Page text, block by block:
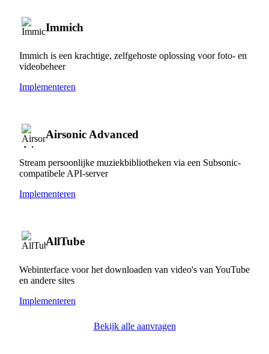
Immich
Immich is een krachtige, zelfgehoste oplossing voor foto- en
videobeheer
Implementeren
Airsonic Advanced
Stream persoonlijke muziekbibliotheken via een Subsonic-
compatibele API-server
Implementeren
AllTube
Webinterface voor het downloaden van video's van YouTube
en andere sites
Implementeren
Bekijk alle aanvragen